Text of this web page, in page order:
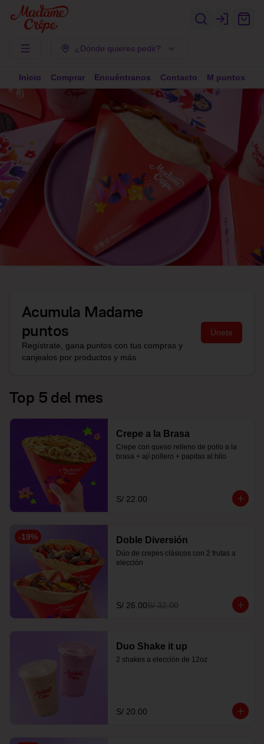
Login
¿Dónde quieres pedir?
Inicio Comprar Encuéntranos Contacto M puntos
Acumula Madame
puntos
Regístrate, gana puntos con tus compras y
canjealos por productos y más
Únete
Top 5 del mes
Crepe a la Brasa
Crepe con queso relleno de pollo a la
brasa + ají pollero + papitas al hilo
S/ 22.00
-19% Doble Diversión
Dúo de crepes clásicos con 2 frutas a
elección
S/ 26.00S/ 32.00
Duo Shake it up
2 shakes a elección de 12oz
S/ 20.00